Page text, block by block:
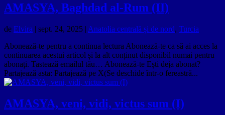
AMASYA, Baghdad al-Rum (II)
de Elvira | sept. 24, 2025 | Anatolia centrală și de nord, Turcia
Abonează-te pentru a continua lectura Abonează-te ca să ai acces la
continuarea acestui articol și la alt conținut disponibil numai pentru
abonați. Tastează emailul tău… Abonează-te Ești deja abonat?
Partajează asta: Partajează pe X(Se deschide într-o fereastră...
AMASYA, veni, vidi, victus sum (I)